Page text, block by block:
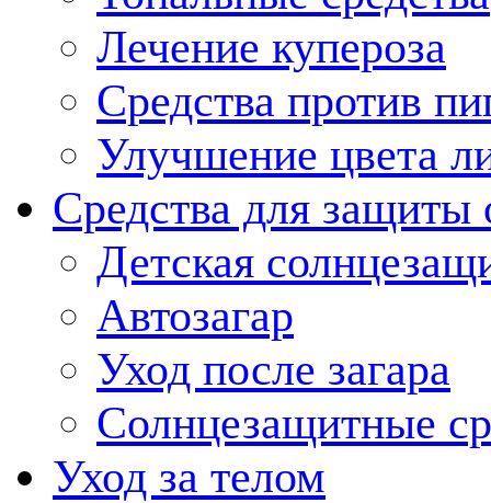
Лечение купероза
Средства против
Улучшение цвета
Средства для защиты
Детская
Автозагар
Уход после загара
Солнцезащитные
Уход за телом